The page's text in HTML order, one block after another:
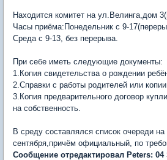
Находится комитет на ул.Велинга,дом
Часы приёма:Понедельник с 9-
Среда с 9-13, без перерыва.
При себе иметь следующие документы:
1.Копия свидетельства о рождении
2.Справки с работы родителей или
3.Копия предварительного договор
на собственность.
В среду составлялся список очереди
сентября,причём официальный, по
Сообщение отредактировал Peters: 04